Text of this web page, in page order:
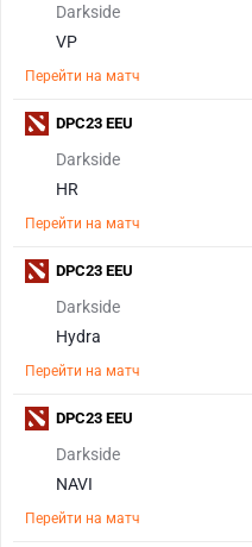
Darkside
VP
Перейти на матч
Darkside
HR
Перейти на матч
DPC23 EEU
Darkside
Hydra
Перейти на матч
DPC23 EEU
Darkside
NAVI
Перейти на матч
DPC23 EEU